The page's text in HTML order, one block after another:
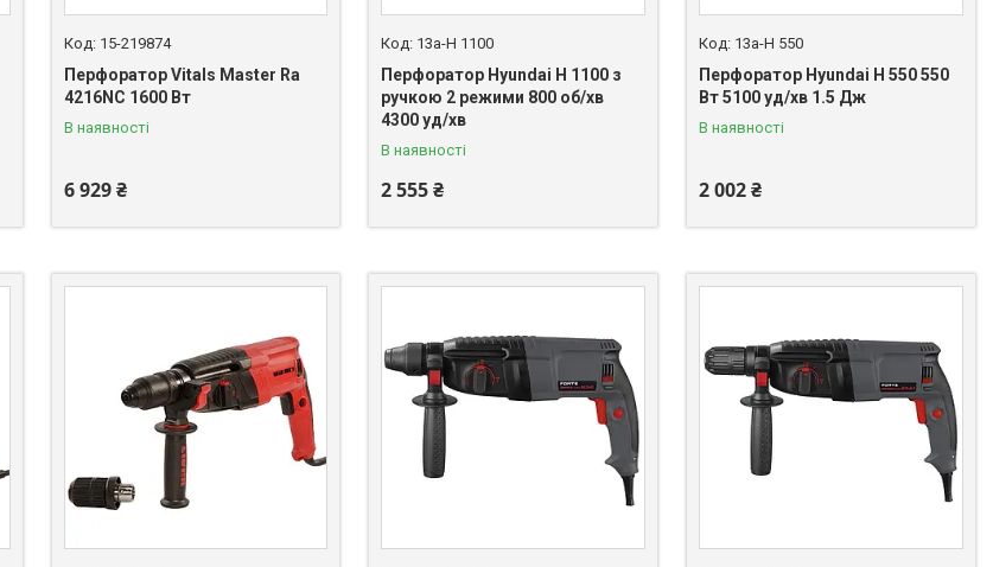
15-219874
Перфоратор Vitals Master Ra
4216NC 1600 Вт
В наявності
6 929 ₴
13a-H 1100
Перфоратор Hyundai H 1100 з
ручкою 2 режими 800 об/хв
4300 уд/хв
В наявності
2 555 ₴
13a-H 550
Перфоратор Hyundai H 550 550
Вт 5100 уд/хв 1.5 Дж
В наявності
2 002 ₴